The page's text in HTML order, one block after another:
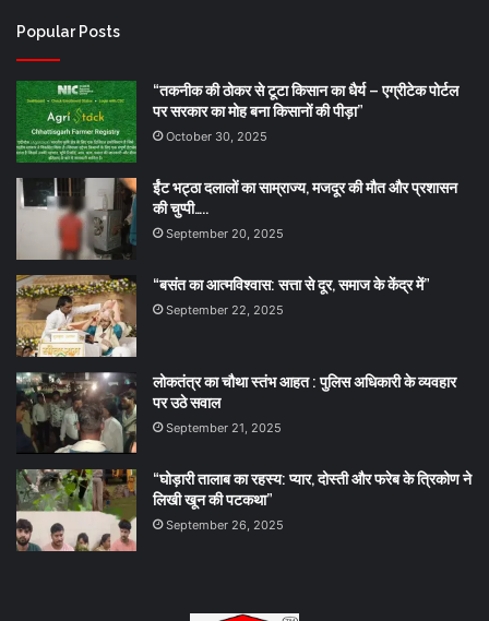
Popular Posts
“तकनीक की ठोकर से टूटा किसान का धैर्य – एग्रीटेक पोर्टल
पर सरकार का मोह बना किसानों की पीड़ा”
October 30, 2025
ईंट भट्ठा दलालों का साम्राज्य, मजदूर की मौत और प्रशासन
की चुप्पी…..
September 20, 2025
“बसंत का आत्मविश्वास: सत्ता से दूर, समाज के केंद्र में”
September 22, 2025
लोकतंत्र का चौथा स्तंभ आहत : पुलिस अधिकारी के व्यवहार
पर उठे सवाल
September 21, 2025
“घोड़ारी तालाब का रहस्य: प्यार, दोस्ती और फरेब के त्रिकोण ने
लिखी खून की पटकथा”
September 26, 2025